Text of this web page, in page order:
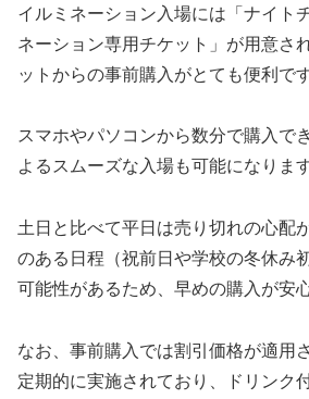
イルミネーション入場には「ナイト
ネーション専用チケット」が用意さ
ットからの事前購入がとても便利です
スマホやパソコンから数分で購入で
よるスムーズな入場も可能になります
土日と比べて平日は売り切れの心配
のある日程（祝前日や学校の冬休み
可能性があるため、早めの購入が安
なお、事前購入では割引価格が適用
定期的に実施されており、ドリンク